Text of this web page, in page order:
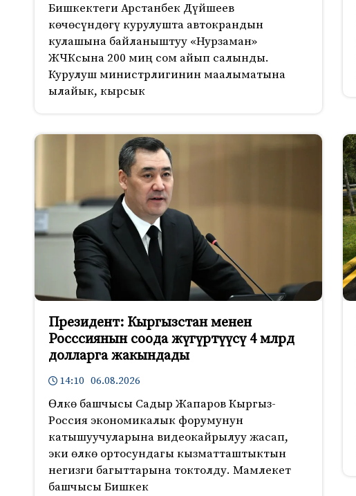
Бишкектеги Арстанбек Дүйшеев
көчөсүндөгү курулушта автокрандын
кулашына байланыштуу «Нурзаман»
ЖЧКсына 200 миң сом айып салынды.
Курулуш министрлигинин маалыматына
ылайык, кырсык
Президент: Кыргызстан менен
Росссиянын соода жүгүртүүсү 4 млрд
долларга жакындады
14:10 06.08.2026
Өлкө башчысы Садыр Жапаров Кыргыз-
Россия экономикалык форумунун
катышуучуларына видеокайрылуу жасап,
эки өлкө ортосундагы кызматташтыктын
негизги багыттарына токтолду. Мамлекет
башчысы Бишкек